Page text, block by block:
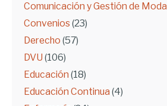
Comunicación y Gestión de Moda
Convenios (23)
Derecho (57)
DVU (106)
Educación (18)
Educación Continua (4)